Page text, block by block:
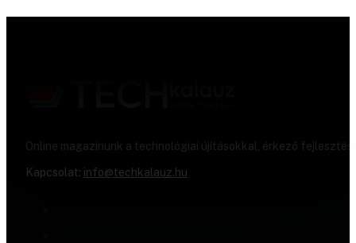
Online magazinunk a technológiai újításokkal, érkező
Kapcsolat: info@techkalauz.hu